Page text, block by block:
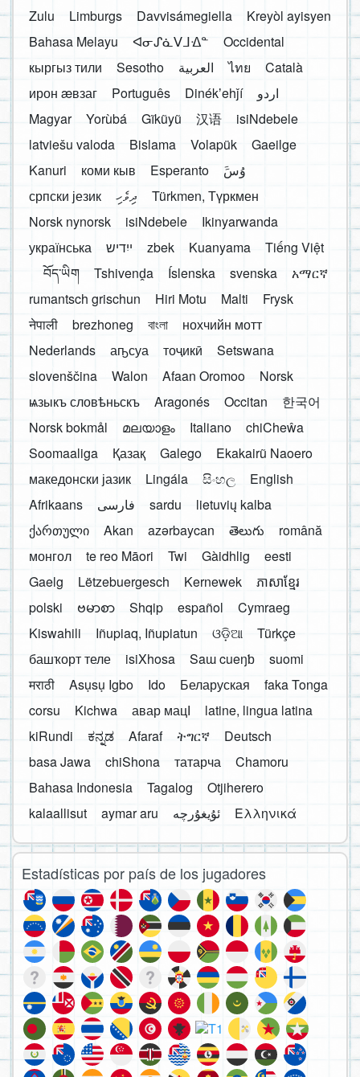
Zulu
Limburgs Davvisámegiella
Kreyòl ayisyen
Bahasa Melayu
ᐊᓂᔑᓈᐯᒧᐎᓐ
Occidental
кыргыз тили
Sesotho العربية ไทย
Català
ирон æвзаг
Português Dinékʼehǰí
اردو
Magyar
Yorùbá Gĩkũyũ 汉语
isiNdebele
latviešu valoda
Bislama Volapük
Gaeilge
Kanuri
коми кыв Esperanto
َوُسَ
српски језик
ދިވެހި
Türkmen, Түркмен
Norsk nynorsk
isiNdebele
Ikinyarwanda
українська
ייִדיש zbek Kuanyama
Tiếng Việt
བོད་ཡིག
Tshivenḓa Íslenska svenska
አማርኛ
rumantsch grischun
Hiri Motu Malti
Frysk
नेपाली
brezhoneg বাংলা
нохчийн мотт
Nederlands
аҧсуа тоҷикӣ
Setswana
slovenščina
Walon Afaan Oromoo
Norsk
ѩзыкъ словѣньскъ
Aragonés Occitan
한국어
Norsk bokmål
മലയാളം Italiano
chiCheŵa
Soomaaliga
Қазақ Galego
Ekakairũ Naoero
македонски јазик
Lingála සිංහල
English
Afrikaans
فارسی sardu
lietuvių kalba
ქართული
Akan azərbaycan తెలుగు
română
монгол
te reo Māori Twi Gàidhlig
eesti
Gaelg
Lëtzebuergesch Kernewek
ភាសាខ្មែរ
polski
ဗမာစာ Shqip español
Cymraeg
Kiswahili
Iñupiaq, Iñupiatun ଓଡ଼ିଆ
Türkçe
башҡорт теле
isiXhosa Saɯ cueŋƅ
suomi
मराठी
Asụsụ Igbo Ido Беларуская
faka Tonga
corsu
Kichwa авар мацӀ
latine, lingua latina
kiRundi
ಕನ್ನಡ Afaraf ትግርኛ
Deutsch
basa Jawa
chiShona татарча
Chamoru
Bahasa Indonesia
Tagalog
Otjiherero
kalaallisut
aymar aru Ελληνικά
Estadísticas por país de los jugadores